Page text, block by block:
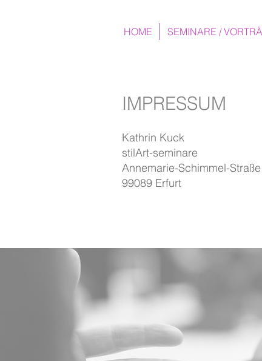
HOME SEMINARE /
IMPRESSUM
Kathrin Kuck
stilArt-seminare
Annemarie-Schimmel-
99089 Erfurt